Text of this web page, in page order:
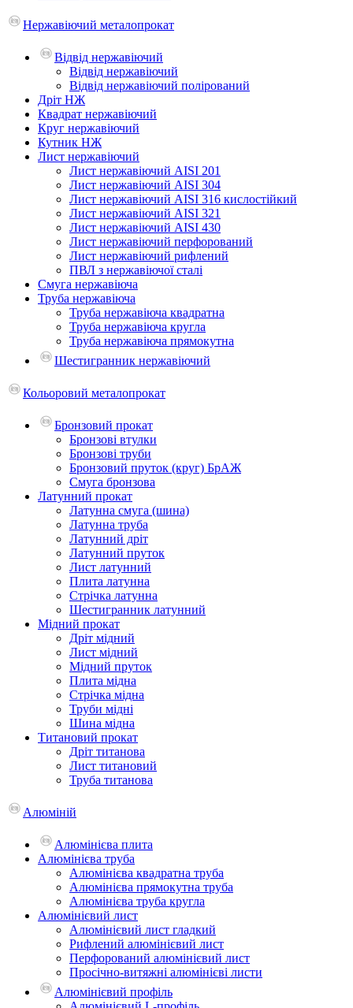
Нержавіючий металопрокат
Відвід нержавіючий
Відвід нержавіючий
Відвід нержавіючий полірований
Дріт НЖ
Квадрат нержавіючий
Круг нержавіючий
Кутник НЖ
Лист нержавіючий
Лист нержавіючий AISI 201
Лист нержавіючий AISI 304
Лист нержавіючий AISI 316 кислостійкий
Лист нержавіючий AISI 321
Лист нержавіючий AISI 430
Лист нержавіючий перфорований
Лист нержавіючий рифлений
ПВЛ з нержавіючої сталі
Смуга нержавіюча
Труба нержавіюча
Труба нержавіюча квадратна
Труба нержавіюча кругла
Труба нержавіюча прямокутна
Шестигранник нержавіючий
Кольоровий металопрокат
Бронзовий прокат
Бронзові втулки
Бронзові труби
Бронзовий пруток (круг) БрАЖ
Смуга бронзова
Латунний прокат
Латунна смуга (шина)
Латунна труба
Латунний дріт
Латунний пруток
Лист латунний
Плита латунна
Стрічка латунна
Шестигранник латунний
Мідний прокат
Дріт мідний
Лист мідний
Мідний пруток
Плита мідна
Стрічка мідна
Труби мідні
Шина мідна
Титановий прокат
Дріт титанова
Лист титановий
Труба титанова
Алюміній
Алюмінієва плита
Алюмінієва труба
Алюмінієва квадратна труба
Алюмінієва прямокутна труба
Алюмінієва труба кругла
Алюмінієвий лист
Алюмінієвий лист гладкий
Рифлений алюмінієвий лист
Перфорований алюмінієвий лист
Просічно-витяжні алюмінієві листи
Алюмінієвий профіль